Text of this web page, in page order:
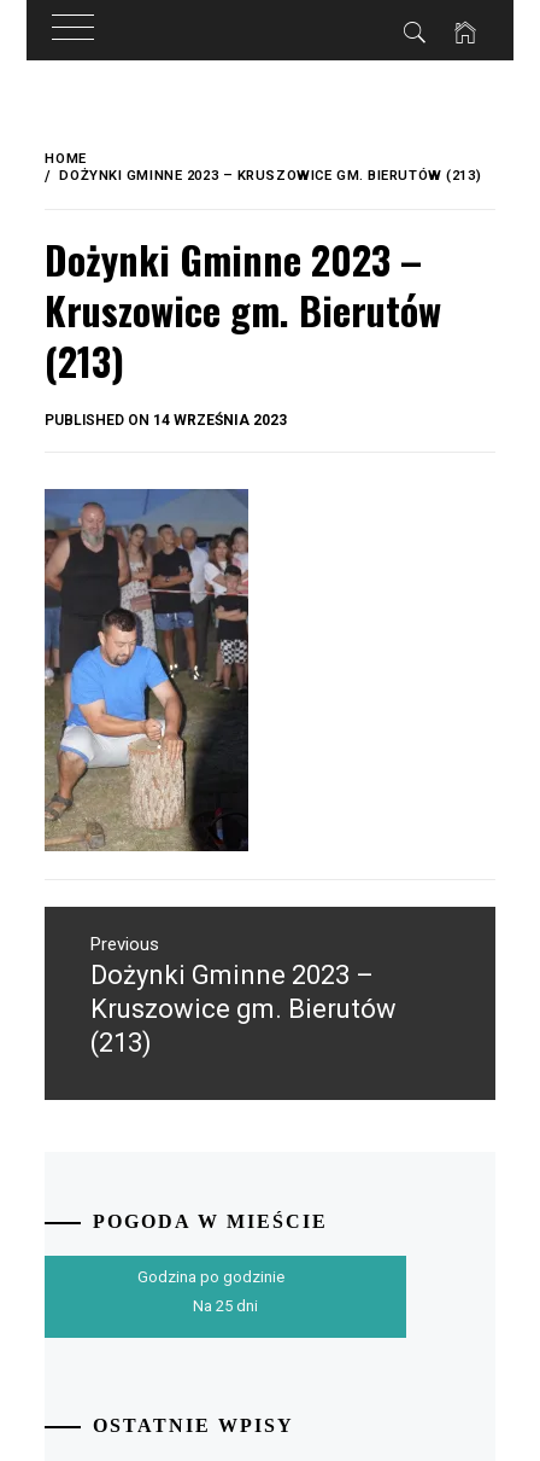
treści
content
HOME
DOŻYNKI GMINNE 2023 – KRUSZOWICE GM. BIERUTÓW (213)
Dożynki Gminne 2023 –
Kruszowice gm. Bierutów
(213)
PUBLISHED ON 14 WRZEŚNIA 2023
wpisuPrevious
Previous
post:
Dożynki Gminne 2023 –
Kruszowice gm. Bierutów
(213)
POGODA W MIEŚCIE
Godzina po godzinie
Na 25 dni
OSTATNIE WPISY